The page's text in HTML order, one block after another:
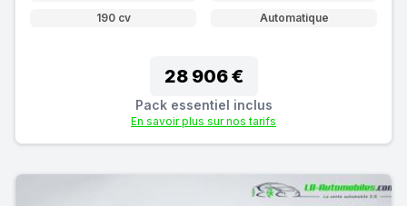
190 cv
Automatique
28 906 €
Pack essentiel inclus
En savoir plus sur nos tarifs